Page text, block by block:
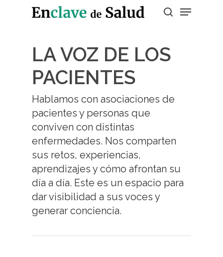
Presiona enter para buscar o ESC para
LA VOZ DE LOS
PACIENTES
Hablamos con asociaciones de
pacientes y personas que
conviven con distintas
enfermedades. Nos comparten
sus retos, experiencias,
aprendizajes y cómo afrontan su
día a día. Este es un espacio para
dar visibilidad a sus voces y
generar conciencia.